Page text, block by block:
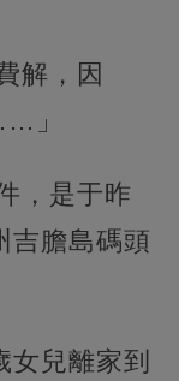
解，因
」
，是于昨
吉膽島碼頭
兒離家到